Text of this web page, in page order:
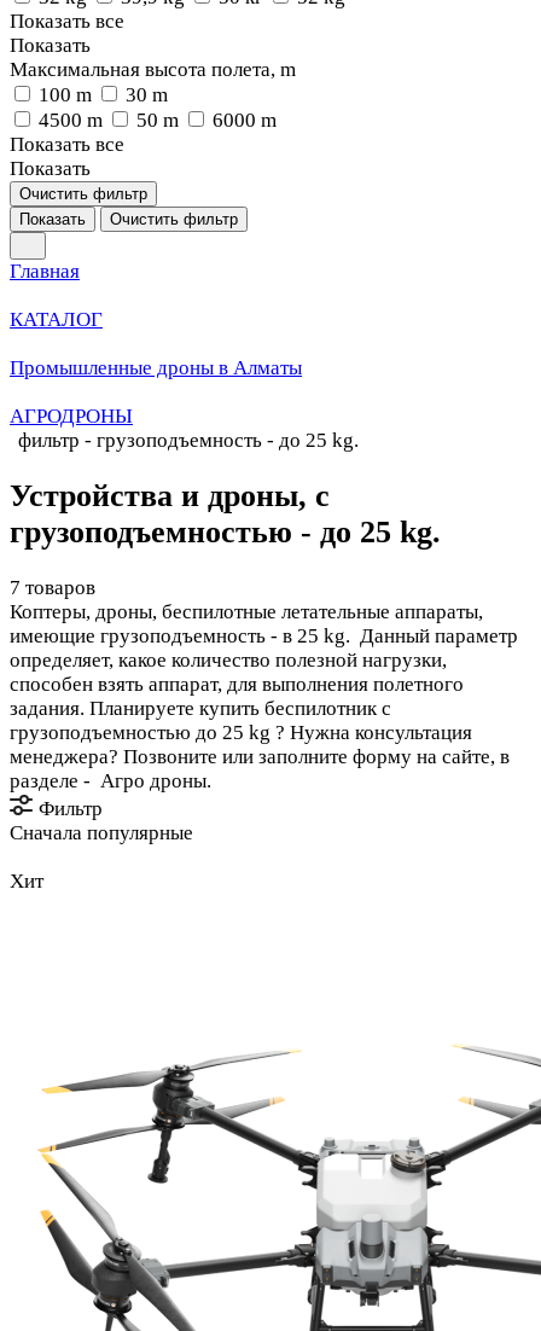
Показать все
Показать
Максимальная высота полета, m
100 m
30 m
4500 m
50 m
6000 m
Показать все
Показать
Очистить фильтр
Показать
Очистить фильтр
Главная
КАТАЛОГ
Промышленные дроны в Алматы
АГРОДРОНЫ
фильтр - грузоподъемность - до 25 kg.
Устройства и дроны, с
грузоподъемностью - до 25 kg.
7 товаров
Коптеры, дроны, беспилотные летательные аппараты,
имеющие грузоподъемность - в 25 kg. Данный параметр
определяет, какое количество полезной нагрузки,
способен взять аппарат, для выполнения полетного
задания. Планируете купить беспилотник с
грузоподъемностью до 25 kg ? Нужна консультация
менеджера? Позвоните или заполните форму на сайте, в
разделе - Агро дроны.
Фильтр
Сначала популярные
Хит